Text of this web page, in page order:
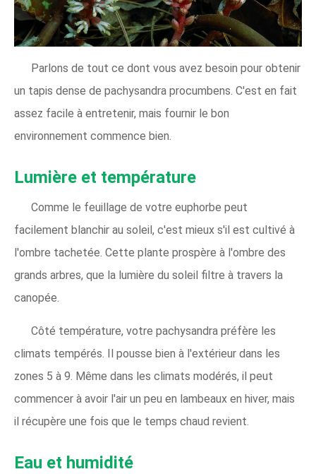
Parlons de tout ce dont vous avez besoin pour obtenir
un tapis dense de pachysandra procumbens. C'est en fait
assez facile à entretenir, mais fournir le bon
environnement commence bien.
Lumière et température
Comme le feuillage de votre euphorbe peut
facilement blanchir au soleil, c'est mieux s'il est cultivé à
l'ombre tachetée. Cette plante prospère à l'ombre des
grands arbres, que la lumière du soleil filtre à travers la
canopée.
Côté température, votre pachysandra préfère les
climats tempérés. Il pousse bien à l'extérieur dans les
zones 5 à 9. Même dans les climats modérés, il peut
commencer à avoir l'air un peu en lambeaux en hiver, mais
il récupère une fois que le temps chaud revient.
Eau et humidité